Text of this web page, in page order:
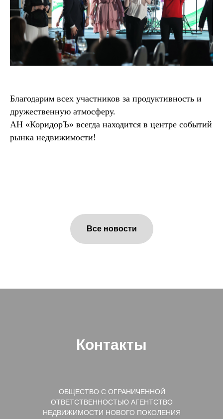
Благодарим всех участников за продуктивность и
дружественную атмосферу.
АН «КоридорЪ» всегда находится в центре событий
рынка недвижимости!
Все новости
ОБЩЕСТВО С ОГРАНИЧЕННОЙ
ОТВЕТСТВЕННОСТЬЮ АГЕНТСТВО
НЕДВИЖИМОСТИ НОВОГО ПОКОЛЕНИЯ
Контакты